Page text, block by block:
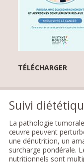
TÉLÉCHARGER
Suivi
La pathologie
œuvre peuvent
une dénutrition, un
surcharge pondérale.
nutritionnels sont